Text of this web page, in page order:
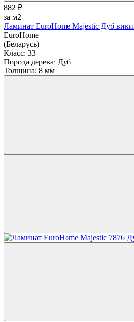
882 ₽
за м2
Ламинат EuroHome Majestic Дуб
EuroHome
(Беларусь)
Класс: 33
Порода дерева: Дуб
Толщина: 8 мм